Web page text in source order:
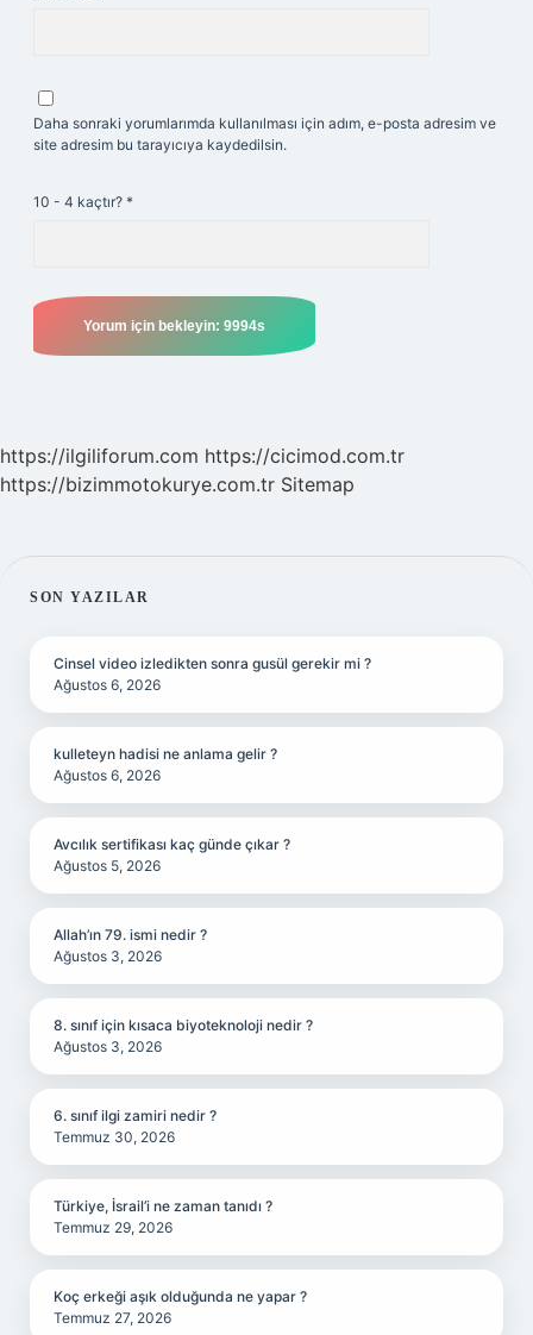
Daha sonraki yorumlarımda kullanılması için adım, e-posta adresim ve
site adresim bu tarayıcıya kaydedilsin.
10 - 4 kaçtır? *
https://ilgiliforum.com https://cicimod.com.tr
https://bizimmotokurye.com.tr Sitemap
SIDEBAR
SON YAZILAR
Cinsel video izledikten sonra gusül gerekir mi ?
Ağustos 6, 2026
kulleteyn hadisi ne anlama gelir ?
Ağustos 6, 2026
Avcılık sertifikası kaç günde çıkar ?
Ağustos 5, 2026
Allah’ın 79. ismi nedir ?
Ağustos 3, 2026
8. sınıf için kısaca biyoteknoloji nedir ?
Ağustos 3, 2026
6. sınıf ilgi zamiri nedir ?
Temmuz 30, 2026
Türkiye, İsrail’i ne zaman tanıdı ?
Temmuz 29, 2026
Koç erkeği aşık olduğunda ne yapar ?
Temmuz 27, 2026